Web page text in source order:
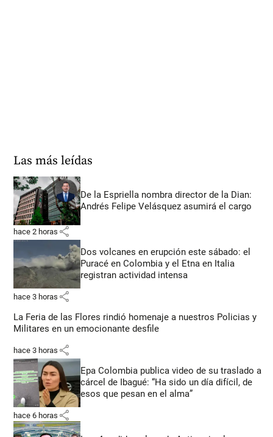
Las más leídas
De la Espriella nombra director de la Dian:
Andrés Felipe Velásquez asumirá el cargo
hace 2 horas share
Dos volcanes en erupción este sábado: el
Puracé en Colombia y el Etna en Italia
registran actividad intensa
hace 3 horas share
La Feria de las Flores rindió homenaje a nuestros Policias y
Militares en un emocionante desfile
hace 3 horas share
Epa Colombia publica video de su traslado a
cárcel de Ibagué: “Ha sido un día difícil, de
esos que pesan en el alma”
hace 6 horas share